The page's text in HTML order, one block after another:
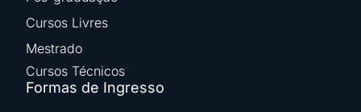
Cursos Livres
Mestrado
Cursos Técnicos
Formas de Ingresso